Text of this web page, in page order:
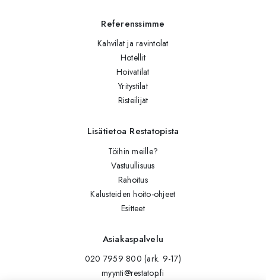
Referenssimme
Kahvilat ja ravintolat
Hotellit
Hoivatilat
Yritystilat
Risteilijät
Lisätietoa Restatopista
Töihin meille?
Vastuullisuus
Rahoitus
Kalusteiden hoito-ohjeet
Esitteet
Asiakaspalvelu
020 7959 800 (ark. 9-17)
myynti@restatop.fi